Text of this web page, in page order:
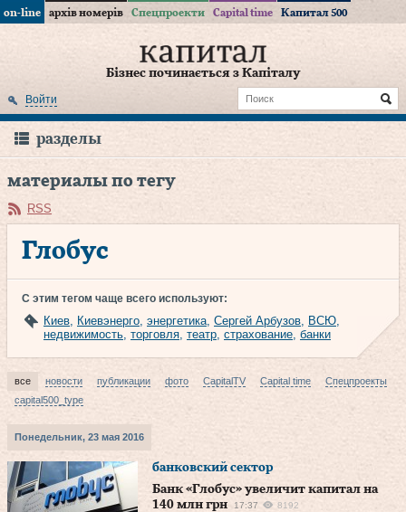
on-line архів номерів Спецпроекти Capital time Капитал 500
Бізнес починається з Капіталу
Войти
разделы
материалы по тегу
RSS
Глобус
С этим тегом чаще всего используют:
Киев, Киевэнерго, энергетика, Сергей Арбузов, ВСЮ,
недвижимость, торговля, театр, страхование, банки
все новости публикации фото CapitalTV Capital time
Спецпроекты
capital500_type
Понедельник, 23 мая 2016
банковский сектор
Банк «Глобус» увеличит капитал на
140 млн грн
17:37 8192